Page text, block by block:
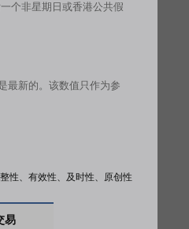
个非星期日或香港公共假
最新的。该数值只作为参
性、有效性、及时性、原创性
易